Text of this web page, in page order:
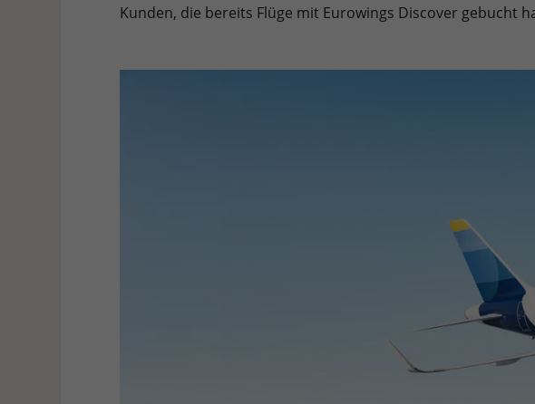
Kunden, die bereits Flüge mit Eurowings Discover gebucht